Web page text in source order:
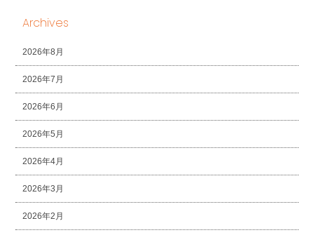
Archives
2026年8月
2026年7月
2026年6月
2026年5月
2026年4月
2026年3月
2026年2月